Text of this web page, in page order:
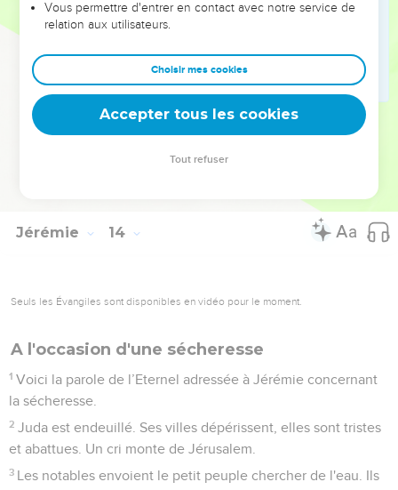
C’est ce qui te revient, l’issue que je t’ai réservée, déclare
l'Eternel, parce que tu m'as oublié et que tu as mis ta
confiance dans des faussetés.
Moi aussi, je retrousse les pans de ton habit jusqu’à ton
visage, afin que ton déshonneur soit flagrant.
J'ai vu tes adultères et tes hennissements de plaisir, tes
scandaleuses prostitutions sur les collines et dans les
Jérémie 14
Seuls les Évangiles sont disponibles en vidéo pour le moment.
A l'occasion d'une sécheresse
1 Voici la parole de l’Eternel adressée à Jérémie concernant
la sécheresse.
2 Juda est endeuillé. Ses villes dépérissent, elles sont tristes
et abattues. Un cri monte de Jérusalem.
3 Les notables envoient le petit peuple chercher de l'eau. Ils
Vous permettre d'entrer en contact avec notre service de
relation aux utilisateurs.
Choisir mes cookies
Accepter tous les cookies
Tout refuser